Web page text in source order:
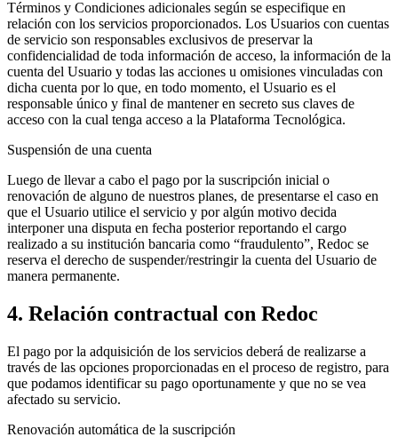
Términos y Condiciones adicionales según se especifique en
relación con los servicios proporcionados. Los Usuarios con cuentas
de servicio son responsables exclusivos de preservar la
confidencialidad de toda información de acceso, la información de la
cuenta del Usuario y todas las acciones u omisiones vinculadas con
dicha cuenta por lo que, en todo momento, el Usuario es el
responsable único y final de mantener en secreto sus claves de
acceso con la cual tenga acceso a la Plataforma Tecnológica.
Suspensión de una cuenta
Luego de llevar a cabo el pago por la suscripción inicial o
renovación de alguno de nuestros planes, de presentarse el caso en
que el Usuario utilice el servicio y por algún motivo decida
interponer una disputa en fecha posterior reportando el cargo
realizado a su institución bancaria como “fraudulento”, Redoc se
reserva el derecho de suspender/restringir la cuenta del Usuario de
manera permanente.
4. Relación contractual con Redoc
El pago por la adquisición de los servicios deberá de realizarse a
través de las opciones proporcionadas en el proceso de registro, para
que podamos identificar su pago oportunamente y que no se vea
afectado su servicio.
Renovación automática de la suscripción